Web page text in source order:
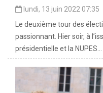
lundi, 13 juin 2022 07:35
Le deuxième tour des
passionnant. Hier soir, à
présidentielle et la NUPES...